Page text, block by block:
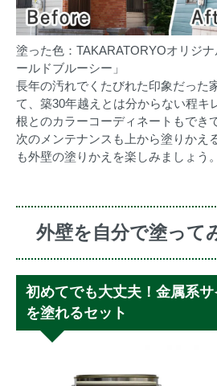
塗った色：TAKARATORYOオリジ
ールドブルーシー 」
長年の汚れでくたびれた印象だった
て、築30年越えとは分からない程キ
根とのカラーコーディネートもでき
次のメンテナンスも上から塗りかえ
も外壁の塗りかえを楽しみましょう。
外壁を自分で塗って
初めてでも大丈夫！金属系
を塗れるセット